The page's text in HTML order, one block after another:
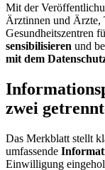
Mit der
Ärztinnen und Ärzte,
Gesundheitszentren
sensibilisieren und
mit dem
zwei
Das Merkblatt stellt
umfassende
Einwilligung